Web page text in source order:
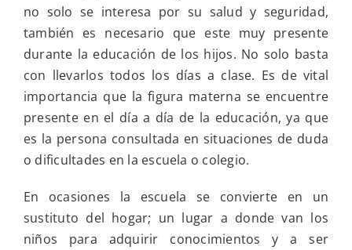
no solo se interesa por su salud y seguridad,
también es necesario que este muy presente
durante la educación de los hijos. No solo basta
con llevarlos todos los días a clase. Es de vital
importancia que la figura materna se encuentre
presente en el día a día de la educación, ya que
es la persona consultada en situaciones de duda
o dificultades en la escuela o colegio.
En ocasiones la escuela se convierte en un
sustituto del hogar; un lugar a donde van los
niños para adquirir conocimientos y a ser